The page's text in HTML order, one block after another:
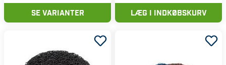
SE VARIANTER LÆG I INDKØBSKURV